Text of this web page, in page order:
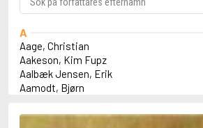
A
Aage, Christian
Aakeson, Kim Fupz
Aalbæk Jensen, Erik
Aamodt, Bjørn
Abbey, Kieran